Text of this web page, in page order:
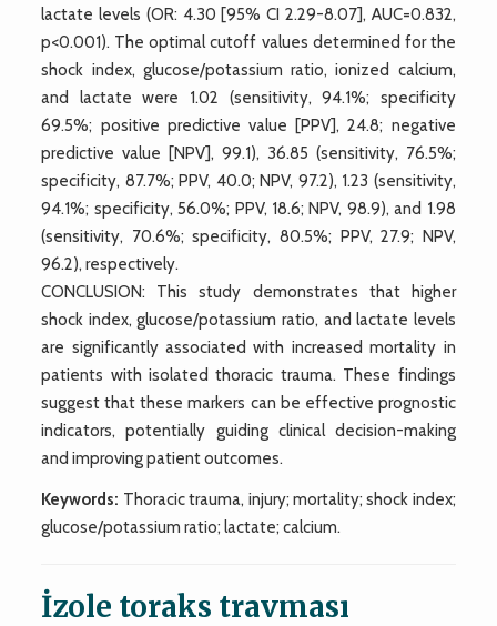
lactate levels (OR: 4.30 [95% CI 2.29-8.07], AUC=0.832,
p<0.001). The optimal cutoff values determined for the
shock index, glucose/potassium ratio, ionized calcium,
and lactate were 1.02 (sensitivity, 94.1%; specificity
69.5%; positive predictive value [PPV], 24.8; negative
predictive value [NPV], 99.1), 36.85 (sensitivity, 76.5%;
specificity, 87.7%; PPV, 40.0; NPV, 97.2), 1.23 (sensitivity,
94.1%; specificity, 56.0%; PPV, 18.6; NPV, 98.9), and 1.98
(sensitivity, 70.6%; specificity, 80.5%; PPV, 27.9; NPV,
96.2), respectively.
CONCLUSION: This study demonstrates that higher
shock index, glucose/potassium ratio, and lactate levels
are significantly associated with increased mortality in
patients with isolated thoracic trauma. These findings
suggest that these markers can be effective prognostic
indicators, potentially guiding clinical decision-making
and improving patient outcomes.
Keywords: Thoracic trauma, injury; mortality; shock index;
glucose/potassium ratio; lactate; calcium.
İzole toraks travması